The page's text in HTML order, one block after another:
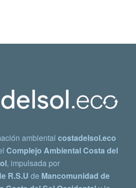
ambiental costadelsol.eco
Complejo Ambiental Costa del
, impulsada por
R.S.U de Mancomunidad de